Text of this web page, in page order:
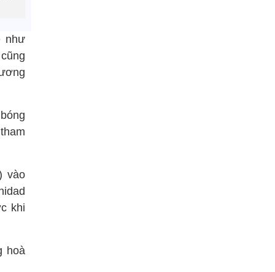
như
vào
khi
hoà